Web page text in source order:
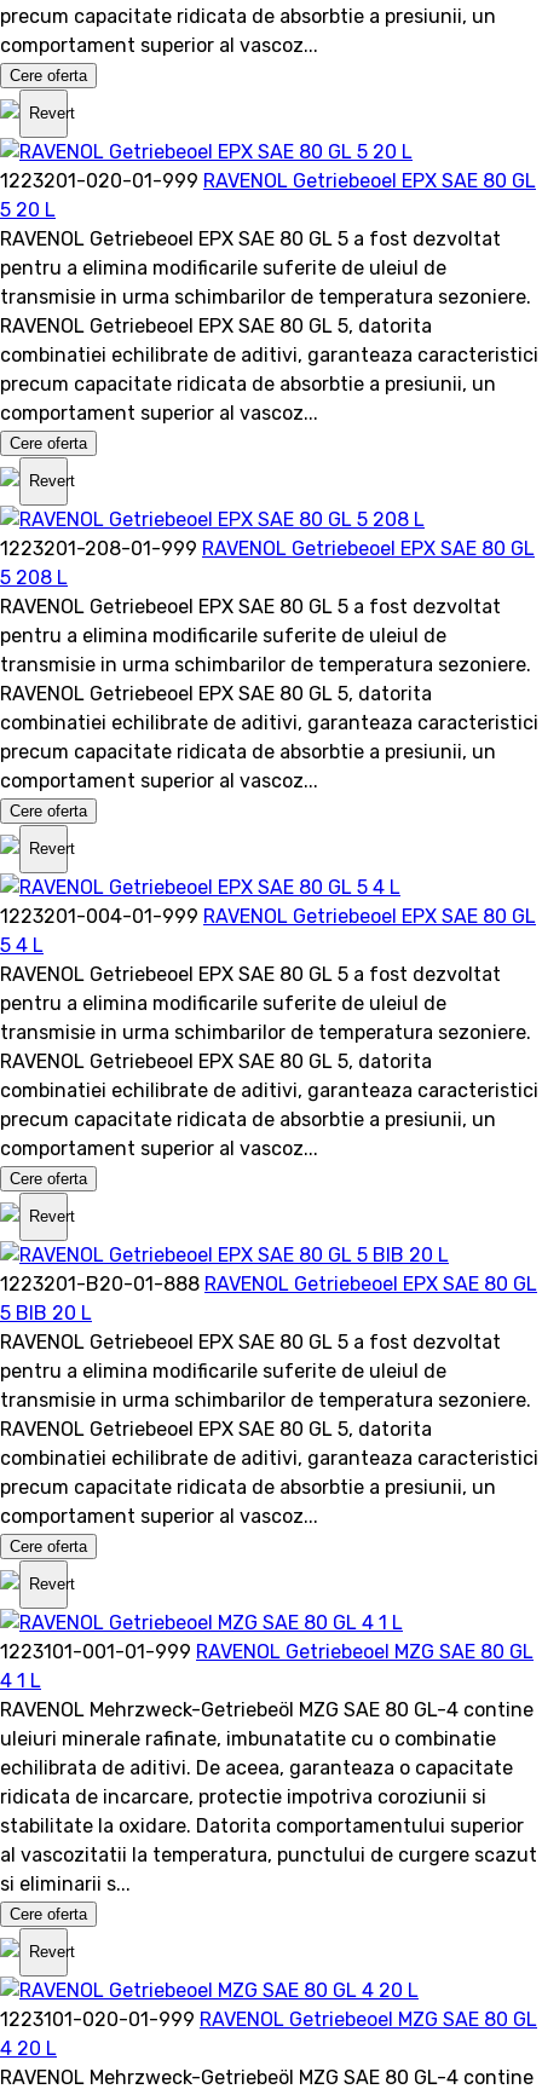
precum capacitate ridicata de absorbtie a presiunii, un
comportament superior al vascoz...
Cere oferta
Revert
1223201-020-01-999 RAVENOL Getriebeoel EPX SAE 80 GL
5 20 L
RAVENOL Getriebeoel EPX SAE 80 GL 5 a fost dezvoltat
pentru a elimina modificarile suferite de uleiul de
transmisie in urma schimbarilor de temperatura sezoniere.
RAVENOL Getriebeoel EPX SAE 80 GL 5, datorita
combinatiei echilibrate de aditivi, garanteaza caracteristici
precum capacitate ridicata de absorbtie a presiunii, un
comportament superior al vascoz...
Cere oferta
Revert
1223201-208-01-999 RAVENOL Getriebeoel EPX SAE 80 GL
5 208 L
RAVENOL Getriebeoel EPX SAE 80 GL 5 a fost dezvoltat
pentru a elimina modificarile suferite de uleiul de
transmisie in urma schimbarilor de temperatura sezoniere.
RAVENOL Getriebeoel EPX SAE 80 GL 5, datorita
combinatiei echilibrate de aditivi, garanteaza caracteristici
precum capacitate ridicata de absorbtie a presiunii, un
comportament superior al vascoz...
Cere oferta
Revert
1223201-004-01-999 RAVENOL Getriebeoel EPX SAE 80 GL
5 4 L
RAVENOL Getriebeoel EPX SAE 80 GL 5 a fost dezvoltat
pentru a elimina modificarile suferite de uleiul de
transmisie in urma schimbarilor de temperatura sezoniere.
RAVENOL Getriebeoel EPX SAE 80 GL 5, datorita
combinatiei echilibrate de aditivi, garanteaza caracteristici
precum capacitate ridicata de absorbtie a presiunii, un
comportament superior al vascoz...
Cere oferta
Revert
1223201-B20-01-888 RAVENOL Getriebeoel EPX SAE 80 GL
5 BIB 20 L
RAVENOL Getriebeoel EPX SAE 80 GL 5 a fost dezvoltat
pentru a elimina modificarile suferite de uleiul de
transmisie in urma schimbarilor de temperatura sezoniere.
RAVENOL Getriebeoel EPX SAE 80 GL 5, datorita
combinatiei echilibrate de aditivi, garanteaza caracteristici
precum capacitate ridicata de absorbtie a presiunii, un
comportament superior al vascoz...
Cere oferta
Revert
1223101-001-01-999 RAVENOL Getriebeoel MZG SAE 80 GL
4 1 L
RAVENOL Mehrzweck-Getriebeöl MZG SAE 80 GL-4 contine
uleiuri minerale rafinate, imbunatatite cu o combinatie
echilibrata de aditivi. De aceea, garanteaza o capacitate
ridicata de incarcare, protectie impotriva coroziunii si
stabilitate la oxidare. Datorita comportamentului superior
al vascozitatii la temperatura, punctului de curgere scazut
si eliminarii s...
Cere oferta
Revert
1223101-020-01-999 RAVENOL Getriebeoel MZG SAE 80 GL
4 20 L
RAVENOL Mehrzweck-Getriebeöl MZG SAE 80 GL-4 contine